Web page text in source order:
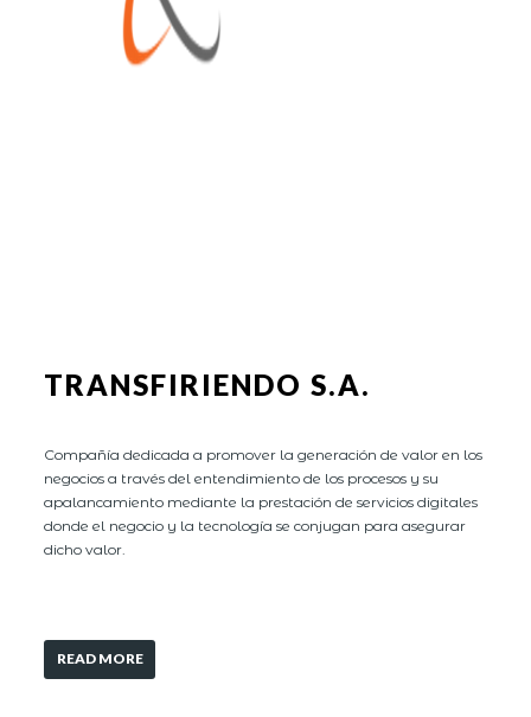
TRANSFIRIENDO S.A.
Compañía dedicada a promover la generación de valor en los
negocios a través del entendimiento de los procesos y su
apalancamiento mediante la prestación de servicios digitales
donde el negocio y la tecnología se conjugan para asegurar
dicho valor.
READ MORE